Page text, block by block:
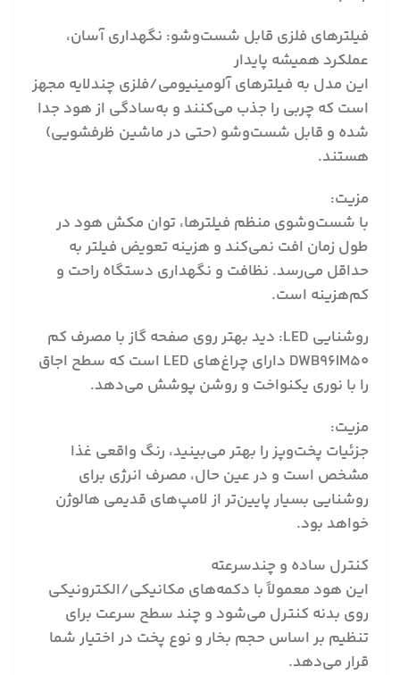
فیلترهای فلزی قابل شست‌وشو: نگهداری آسان،
عملکرد همیشه پایدار
این مدل به فیلترهای آلومینیومی/فلزی چندلایه مجهز
است که چربی را جذب می‌کنند و به‌سادگی از هود جدا
شده و قابل شست‌وشو (حتی در ماشین ظرفشویی)
هستند.
مزیت:
با شست‌وشوی منظم فیلترها، توان مکش هود در
طول زمان افت نمی‌کند و هزینه تعویض فیلتر به
حداقل می‌رسد. نظافت و نگهداری دستگاه راحت و
کم‌هزینه است.
روشنایی LED: دید بهتر روی صفحه گاز با مصرف کم
DWB96IM50 دارای چراغ‌های LED است که سطح اجاق
را با نوری یکنواخت و روشن پوشش می‌دهد.
مزیت:
جزئیات پخت‌وپز را بهتر می‌بینید، رنگ واقعی غذا
مشخص است و در عین حال، مصرف انرژی برای
روشنایی بسیار پایین‌تر از لامپ‌های قدیمی هالوژن
خواهد بود.
کنترل ساده و چندسرعته
این هود معمولاً با دکمه‌های مکانیکی/الکترونیکی
روی بدنه کنترل می‌شود و چند سطح سرعت برای
تنظیم بر اساس حجم بخار و نوع پخت در اختیار شما
قرار می‌دهد.